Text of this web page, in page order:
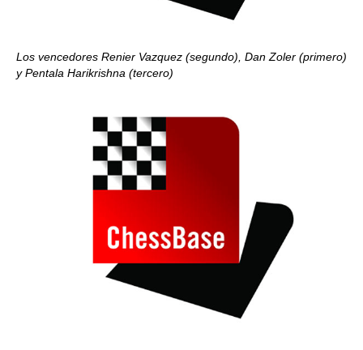
Los vencedores Renier Vazquez (segundo), Dan Zoler (primero)
y Pentala Harikrishna (tercero)